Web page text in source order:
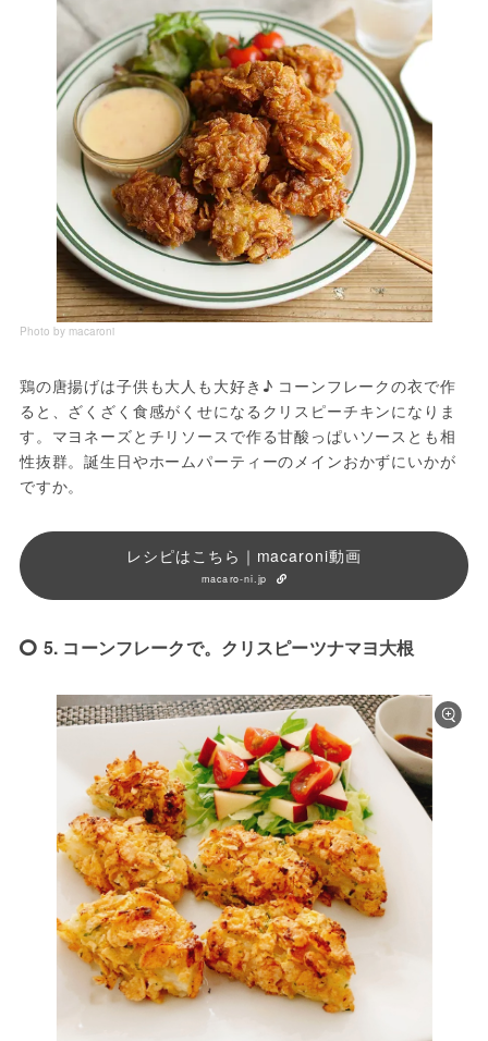
Photo by macaroni
鶏の唐揚げは子供も大人も大好き♪ コーンフレークの衣で作
ると、ざくざく食感がくせになるクリスピーチキンになりま
す。マヨネーズとチリソースで作る甘酸っぱいソースとも相
性抜群。誕生日やホームパーティーのメインおかずにいかが
ですか。
レシピはこちら｜macaroni動画
macaro-ni.jp
5. コーンフレークで。クリスピーツナマヨ大根